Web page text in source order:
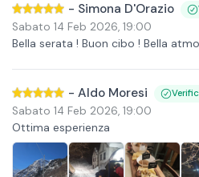
- Simona D'Orazio
Sabato 14 Feb 2026, 19:00
Bella serata ! Buon cibo ! Bella
- Aldo Moresi
Sabato 14 Feb 2026, 19:00
Ottima esperienza